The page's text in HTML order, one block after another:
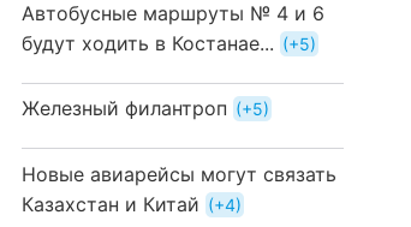
Автобусные маршруты № 4 и 6
будут ходить в Костанае...
+5
Железный филантроп +5
Новые авиарейсы могут связать
Казахстан и Китай
+4